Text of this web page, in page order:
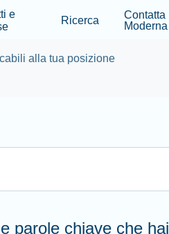
Skip to main content
e
Ricerca
Contatta
Moderna
alla tua posizione
parole chiave che hai